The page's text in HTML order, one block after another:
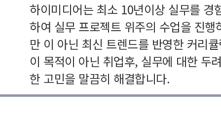
하이미디어는 최소 10년이상 실무를 경
하여 실무 프로젝트 위주의 수업을 진
만 이 아닌 최신 트렌드를 반영한 커리
이 목적이 아닌 취업후, 실무에 대한 두
한 고민을 말끔히 해결합니다.